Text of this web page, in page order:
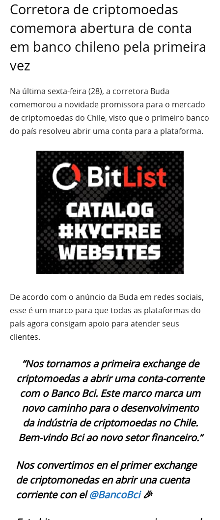
Corretora de criptomoedas
comemora abertura de conta
em banco chileno pela primeira
vez
Na última sexta-feira (28), a corretora Buda
comemorou a novidade promissora para o mercado
de criptomoedas do Chile, visto que o primeiro banco
do país resolveu abrir uma conta para a plataforma.
De acordo com o anúncio da Buda em redes sociais,
esse é um marco para que todas as plataformas do
país agora consigam apoio para atender seus
clientes.
“Nos tornamos a primeira exchange de
criptomoedas a abrir uma conta-corrente
com o Banco Bci. Este marco marca um
novo caminho para o desenvolvimento
da indústria de criptomoedas no Chile.
Bem-vindo Bci ao novo setor financeiro.”
Nos convertimos en el primer exchange
de criptomonedas en abrir una cuenta
corriente con el@BancoBci🎉